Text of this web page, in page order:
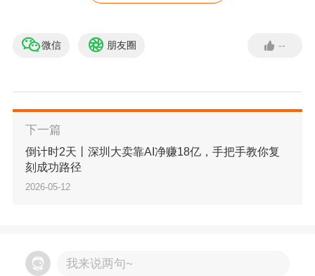
为推动行业成长与建立新连接的契机（Grow）。
微信 朋友圈 --
下一篇
倒计时2天丨深圳大卖靠AI净赚18亿，手把手教你复
刻成功路径
2026-05-12
我来说两句~